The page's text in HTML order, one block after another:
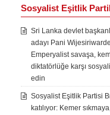
Sosyalist Eşitlik
Sri Lanka devlet
adayı Pani
Emperyalist savaşa,
diktatörlüğe karşı
edin
Sosyalist Eşitlik Partisi
katılıyor: Kemer